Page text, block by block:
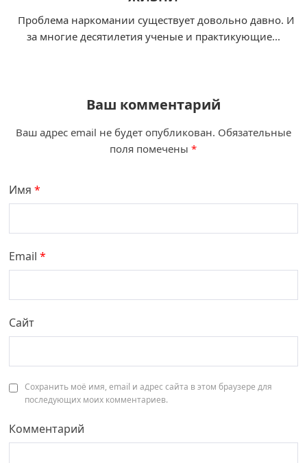
Проблема наркомании существует довольно давно. И
за многие десятилетия ученые и практикующие...
Ваш комментарий
Ваш адрес email не будет опубликован. Обязательные
поля помечены*
Имя*
Email*
Сайт
Сохранить моё имя, email и адрес сайта в этом браузере для
последующих моих комментариев.
Комментарий